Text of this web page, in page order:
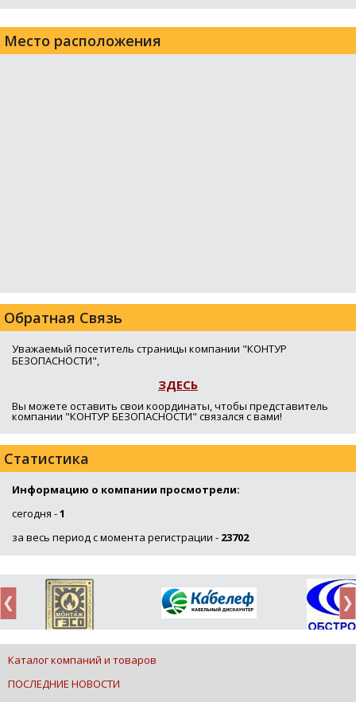
Место расположения
Обратная Связь
Уважаемый посетитель страницы компании "КОНТУР
БЕЗОПАСНОСТИ",
ЗДЕСЬ
Вы можете оставить свои координаты, чтобы представитель
компании "КОНТУР БЕЗОПАСНОСТИ" связался с вами!
Статистика
Информацию о компании просмотрели:
сегодня -1
за весь период с момента регистрации - 23702
Каталог компаний и товаров
ПОСЛЕДНИЕ НОВОСТИ